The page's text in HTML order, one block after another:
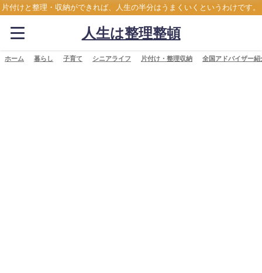
片付けと整理・収納ができれば、人生の半分はうまくいくというわけです。
人生は整理整頓
ホーム 暮らし 子育て シニアライフ 片付け・整理収納 全国アドバイザー紹